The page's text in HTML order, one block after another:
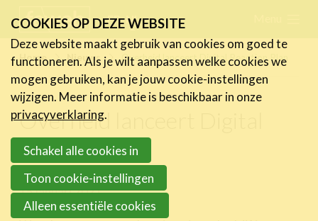
links
Jump
to
navigation
to
main
content
FR NL
Home Nieuws Overheid lanceert Digital Reaction Plan
Overheid lanceert Digital
Reaction Plan
15 januari 2021
Nieuws
Nieuwsberichten
FeWeb Videos
Jobs in de sector
Activiteiten
Cases
COOKIES OP DEZE WEBSITE
Deze website maakt gebruik van cookies om goed te
functioneren. Als je wilt aanpassen welke cookies we
mogen gebruiken, kan je jouw cookie-instellingen
wijzigen. Meer informatie is beschikbaar in onze
privacyverklaring.
Schakel alle cookies in
Toon cookie-instellingen
Alleen essentiële cookies